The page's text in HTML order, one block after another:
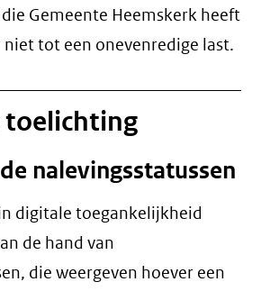
Gemeente Heemskerk heeft
niet tot een onevenredige last.
toelichting
nalevingsstatussen
digitale toegankelijkheid
de hand van
die weergeven hoever een